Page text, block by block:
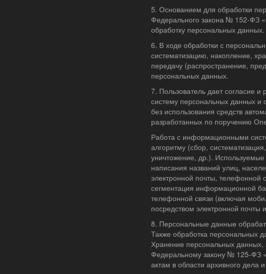
5. Основанием для обработки
Федерального закона № 152-ФЗ
обработку персональных данных.
6. В ходе обработки с
систематизацию, накопление,
передачу (распространение,
персональных данных.
7. Пользователь дает согласие
систему персональных данных и
без использования средств
разработанных по поручению
Работа с информационными
алгоритму (сбор,
уничтожение, др.).
написания названий улиц,
электронной почты, телефонной
сегментация информационной
телефонной связи (включая
посредством электронной почты
8. Персональные данные
Также обработка персональных
Хранение персональных данных,
Федеральному закону № 125-ФЗ
актам в области архивного дела